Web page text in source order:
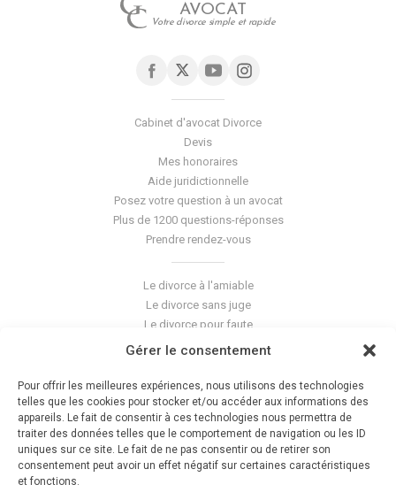
Gérer le consentement
Pour offrir les meilleures expériences, nous utilisons des technologies
telles que les cookies pour stocker et/ou accéder aux informations des
appareils. Le fait de consentir à ces technologies nous permettra de
traiter des données telles que le comportement de navigation ou les ID
uniques sur ce site. Le fait de ne pas consentir ou de retirer son
consentement peut avoir un effet négatif sur certaines caractéristiques
et fonctions.
AVOCAT
Votre divorce simple et rapide
Cabinet d'avocat Divorce
Devis
Mes honoraires
Aide juridictionnelle
Posez votre question à un avocat
Plus de 1200 questions-réponses
Prendre rendez-vous
Le divorce à l'amiable
Le divorce sans juge
Le divorce pour faute
Le divorce accepté
La séparation de corps
Les violences conjugales
Le blog du cabinet
Glossaire